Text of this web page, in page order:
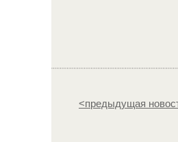
<предыдущая